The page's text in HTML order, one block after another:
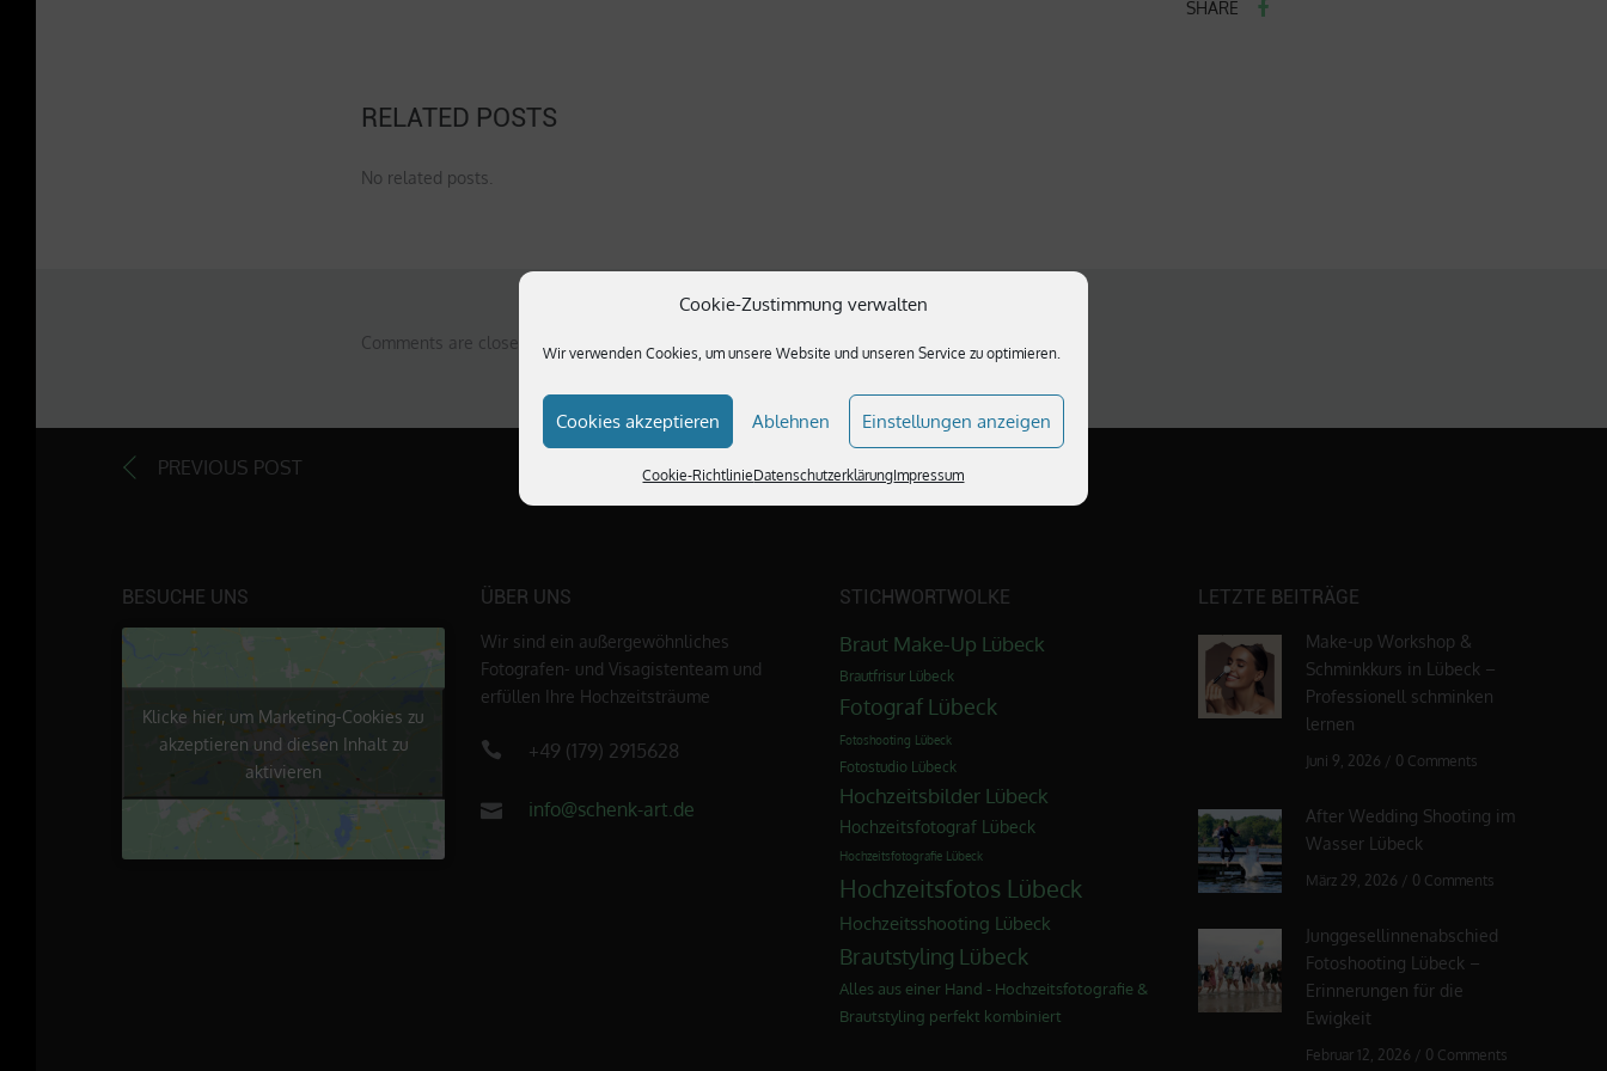
Cookie-Zustimmung verwalten
Wir verwenden Cookies, um unsere Website und unseren Service zu optimieren.
Cookies akzeptieren Ablehnen Einstellungen anzeigen
Cookie-RichtlinieDatenschutzerklärungImpressum
SHARE
RELATED POSTS
No related posts.
Comments are closed here.
PREVIOUS POST
BESUCHE UNS
Klicke hier, um Marketing-Cookies zu
akzeptieren und diesen Inhalt zu
aktivieren
ÜBER UNS
Wir sind ein außergewöhnliches
Fotografen- und Visagistenteam und
erfüllen Ihre Hochzeitsträume
+49 (179) 2915628
info@schenk-art.de
STICHWORTWOLKE
Braut Make-Up Lübeck
Brautfrisur Lübeck
Fotograf Lübeck
Fotoshooting Lübeck
Fotostudio Lübeck
Hochzeitsbilder Lübeck
Hochzeitsfotograf Lübeck
Hochzeitsfotografie Lübeck
Hochzeitsfotos Lübeck
Hochzeitsshooting Lübeck
Brautstyling Lübeck
Alles aus einer Hand - Hochzeitsfotografie &
Brautstyling perfekt kombiniert
LETZTE BEITRÄGE
Make-up Workshop &
Schminkkurs in Lübeck –
Professionell schminken
lernen
Juni 9, 2026 / 0 Comments
After Wedding Shooting im
Wasser Lübeck
März 29, 2026 / 0 Comments
Junggesellinnenabschied
Fotoshooting Lübeck –
Erinnerungen für die
Ewigkeit
Februar 12, 2026 / 0 Comments